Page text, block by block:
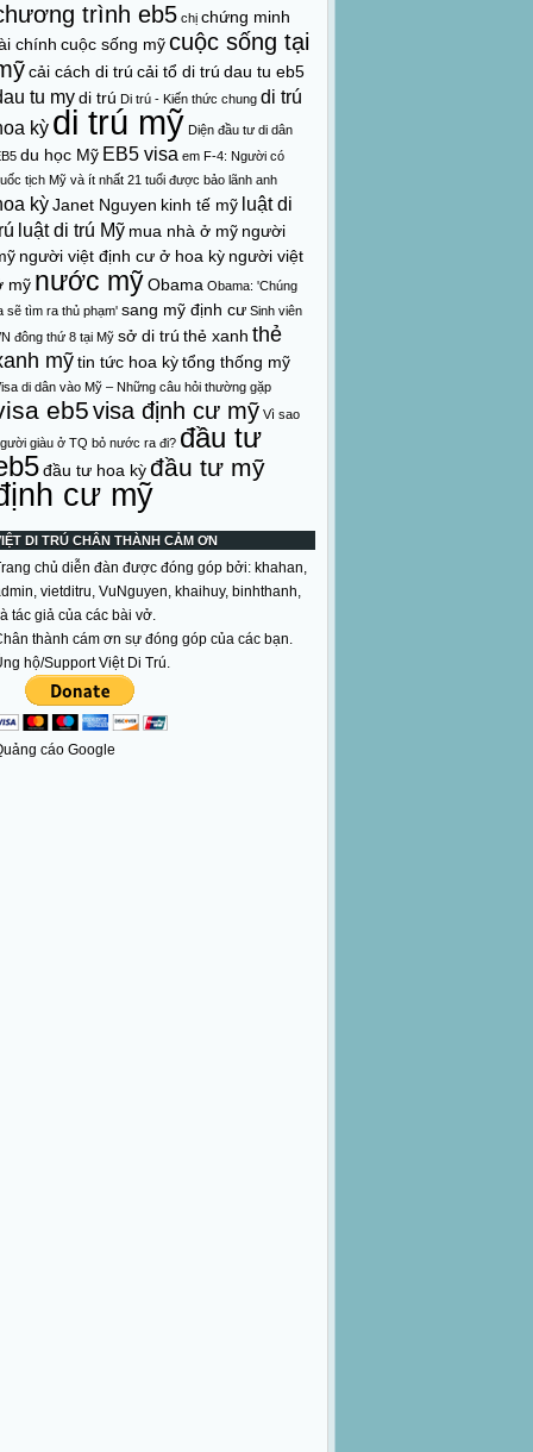
trình eb5 chị chứng minh
chính cuộc sống mỹcuộc sống tại
cải cách di trú cải tổ di trú dau tu eb5
tu mydi trú Di trú - Kiến thức chung di trú
kỳ di trú mỹ Diện đầu tư di dân
du học Mỹ EB5 visa em F-4: Người có
tịch Mỹ và ít nhất 21 tuổi được bảo lãnh anh
kỳJanet Nguyen kinh tế mỹ luật di
luật di trú Mỹ mua nhà ở mỹ người
người việt định cư ở hoa kỳ người việt
mỹ nước mỹObama Obama: 'Chúng
sẽ tìm ra thủ phạm' sang mỹ định cư Sinh viên
đông thứ 8 tại Mỹ sở di trú thẻ xanh thẻ
mỹtin tức hoa kỳtổng thống mỹ
di dân vào Mỹ – Những câu hỏi thường gặp
eb5visa định cư mỹ Vì sao
giàu ở TQ bỏ nước ra đi? đầu tư
đầu tư hoa kỳđầu tư mỹ
cư mỹ
DI TRÚ CHÂN THÀNH CẢM ƠN
chủ diễn đàn được đóng góp bởi: khahan,
vietditru, VuNguyen, khaihuy, binhthanh,
tác giả của các bài vở.
thành cám ơn sự đóng góp của các bạn.
hộ/Support Việt Di Trú.
cáo Google